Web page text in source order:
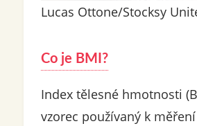
Lucas Ottone/Stocksy
Co je BMI?
Index tělesné hmotnosti
vzorec používaný k